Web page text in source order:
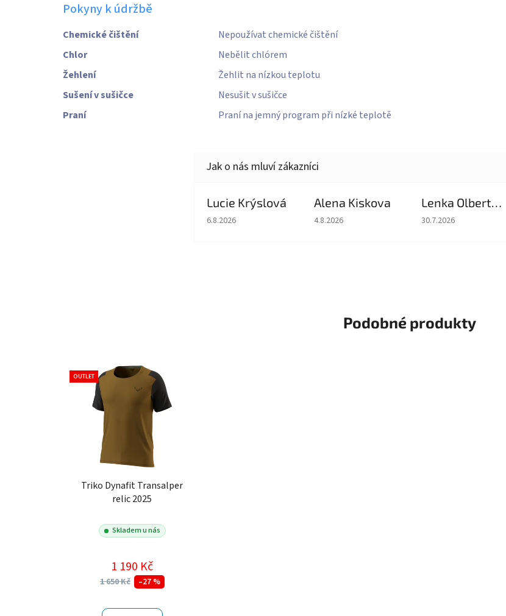
Pokyny k údržbě
Chemické čištění
Nepoužívat chemické čištění
Chlor
Nebělit chlórem
Žehlení
Žehlit na nízkou teplotu
Sušení v sušičce
Nesušit v sušičce
Praní
Praní na jemný program při nízké teplotě
Lucie Krýslová
Hodnocení obchodu je 5 z 5 hvězdiček.
6.8.2026
Alena Kiskova
Hodnocení obchodu je 5 z 5 hvězdiček.
4.8.2026
Lenka Olbertova
Hodnocení obchodu
30.7.2026
Podobné produkty
OUTLET
Triko Dynafit Transalper
relic 2025
Skladem u nás
1 190 Kč
1 650 Kč –27 %